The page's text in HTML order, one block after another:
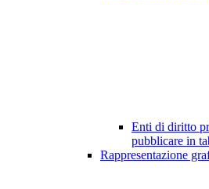
Enti di diritto
pubblicare in
Rappresentazione